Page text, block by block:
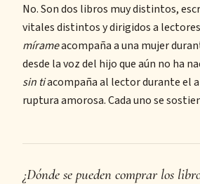
No. Son dos libros muy distintos,
vitales distintos y dirigidos a
mírameacompaña a una mujer
desde la voz del hijo que aún no ha
sin tiacompaña al lector durante el
ruptura amorosa. Cada uno se
¿Dónde se pueden comprar los